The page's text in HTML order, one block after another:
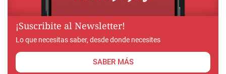
¡Suscribite al Newsletter!
Lo que necesitas saber, desde donde necesites
SABER MÁS